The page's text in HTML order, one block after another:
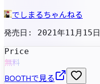
でしまるちゃんねる
発売日 :
2021年11月15日
Price
無料
BOOTHで見る